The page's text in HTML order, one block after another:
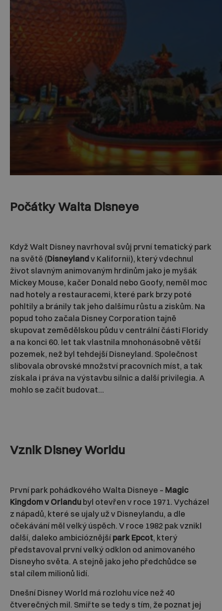
Ještě před 40 lety bylo floridské Orlando klidným a
tichým farmářským městečkem. Dnes ho navštěvuje
tolik turistů, jako žádné jiné místo ve státě. Hlavním z
důvodů je atrakce Walt Disney World - prvotřídní
tematické parky o rozloze 43 čtverečních mil, které
lákají každoročně miliony lidí.
Počátky Walta Disneye
Když Walt Disney navrhoval svůj první tematický park
na světě (Disneyland v Kalifornii), který vdechnul
život slavným animovaným hrdinům jako je myšák
Mickey Mouse, kačer Donald nebo Goofy, neměl moc
nad hotely a restauracemi, které park brzy poté
pohltily a bránily tak jeho dalšímu růstu a ziskům. Na
popud toho začala Disney Corporation tajně
skupovat zemědělskou půdu v centrální části Floridy
a na konci 60. let tak vlastnila mnohonásobně větší
pozemek, než byl tehdejší Disneyland. Společnost
slibovala obrovské množství pracovních míst, a tak
získala i práva na výstavbu silnic a další privilegia. A
mohlo se začít budovat...
Vznik Disney Worldu
První park pohádkového Walta Disneye – Magic
Kingdom v Orlandu byl otevřen v roce 1971. Vycházel
z nápadů, které se ujaly už v Disneylandu, a dle
očekávání měl velký úspěch. V roce 1982 pak vznikl
další, daleko ambicióznější park Epcot, který
představoval první velký odklon od animovaného
Disneyho světa. A stejně jako jeho předchůdce se
stal cílem milionů lidí.
Dnešní Disney World má rozlohu více než 40
čtverečných mil. Smiřte se tedy s tím, že poznat jej